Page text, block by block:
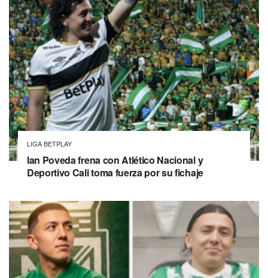
LIGA BETPLAY
Ian Poveda frena con Atlético Nacional y
Deportivo Cali toma fuerza por su fichaje